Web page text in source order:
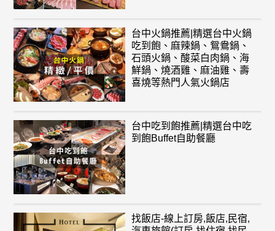
台中火鍋推薦|精選台中火鍋
吃到飽、麻辣鍋、鴛鴦鍋、
石頭火鍋、酸菜白肉鍋、海
鮮鍋、燒酒雞、麻油雞、壽
喜燒等熱門人氣火鍋店
台中吃到飽推薦|精選台中吃
到飽Buffet自助餐廳
找飯店-線上訂房,飯店,民宿,